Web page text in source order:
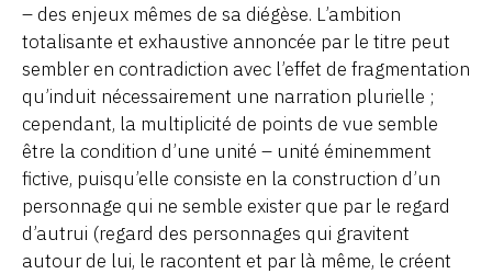
– des enjeux mêmes de sa diégèse. L’ambition
totalisante et exhaustive annoncée par le titre peut
sembler en contradiction avec l’effet de fragmentation
qu’induit nécessairement une narration plurielle ;
cependant, la multiplicité de points de vue semble
être la condition d’une unité – unité éminemment
fictive, puisqu’elle consiste en la construction d’un
personnage qui ne semble exister que par le regard
d’autrui (regard des personnages qui gravitent
autour de lui, le racontent et par là même, le créent